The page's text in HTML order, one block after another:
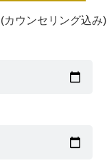
ウンセリング込み)